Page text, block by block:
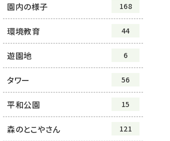
園内の様子 168
環境教育 44
遊園地 6
タワー 56
平和公園 15
森のとこやさん 121